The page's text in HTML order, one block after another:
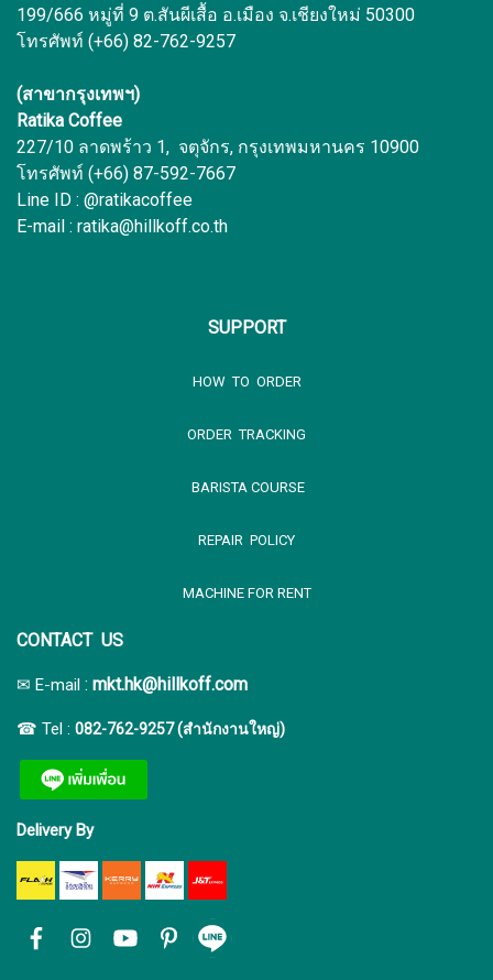
199/666 หมู่ที่ 9 ต.สันผีเสื้อ อ.เมือง จ.เชียงใหม่ 50300
โทรศัพท์ (+66) 82-762-9257
(สาขากรุงเทพฯ)
Ratika Coffee
227/10 ลาดพร้าว 1, จตุจักร, กรุงเทพมหานคร 10900
โทรศัพท์ (+66) 87-592-7667
Line ID : @ratikacoffee
E-mail : ratika@hillkoff.co.th
SUPPORT
HOW TO ORDER
ORDER TRACKING
BARISTA COURSE
REPAIR POLICY
MACHINE FOR RENT
CONTACT US
✉ E-mail : mkt.hk@hillkoff.com
☎ Tel : 082-762-9257 (สำนักงานใหญ่)
Delivery By